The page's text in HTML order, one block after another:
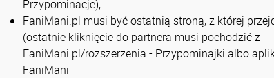
Przypominacje),
FaniMani.pl musi być ostatnią stroną, z której
(ostatnie kliknięcie do partnera musi pochodzić z
FaniMani.pl/rozszerzenia - Przypominajki albo
FaniMani